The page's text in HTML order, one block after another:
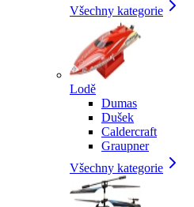
Všechny kategorie
Lodě
Dumas
Dušek
Caldercraft
Graupner
Všechny kategorie